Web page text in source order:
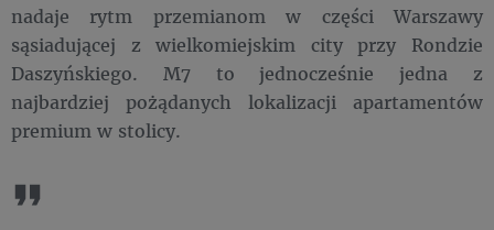
nadaje rytm przemianom w części Warszawy
sąsiadującej z wielkomiejskim city przy Rondzie
Daszyńskiego. M7 to jednocześnie jedna z
najbardziej pożądanych lokalizacji apartamentów
premium w stolicy.